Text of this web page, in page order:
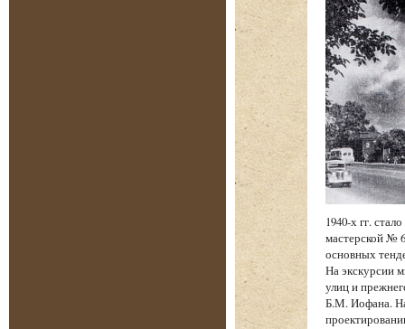
1940-х гг.
мастерской №
основных
На экскурсии
улиц и
Б.М. Иофана.